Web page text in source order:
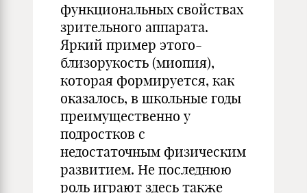
функциональных свойствах
зрительного аппарата.
Яркий пример этого-
близорукость (миопия),
которая формируется, как
оказалось, в школьные годы
преимущественно у
подростков с
недостаточным физическим
развитием. Не последнюю
роль играют здесь также